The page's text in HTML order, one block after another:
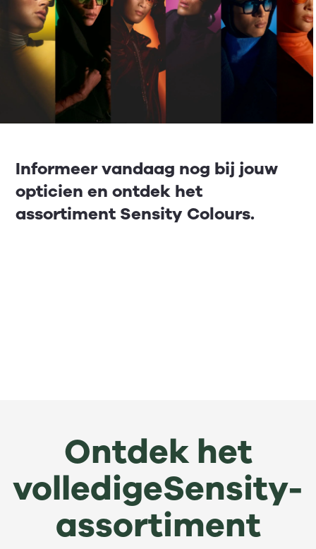
Informeer vandaag nog bij jouw
opticien en ontdek het
assortiment Sensity Colours.
Ontdek het
volledigeSensity-
assortiment